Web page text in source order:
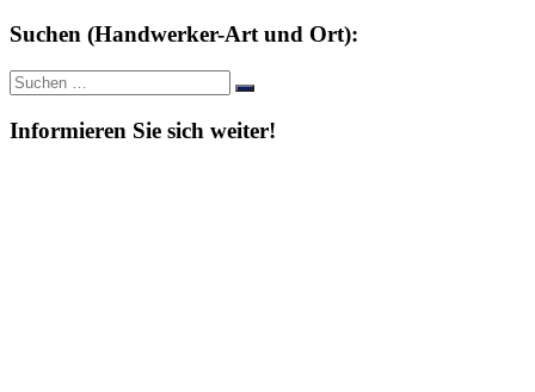
Suchen (Handwerker-Art und Ort):
Suche
nach:
Suchen
Informieren Sie sich weiter!